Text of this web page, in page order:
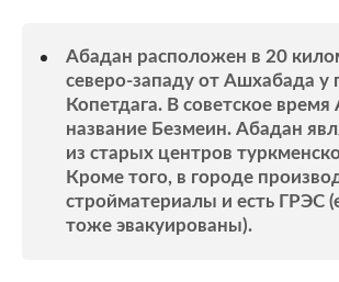
Абадан расположен в 20
северо-западу от Ашхабада у
Копетдага. В советское
название Безмеин. Абадан
из старых центров
Кроме того, в городе
стройматериалы и есть ГРЭС
тоже эвакуированы).